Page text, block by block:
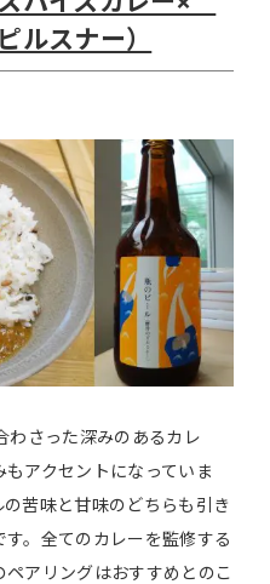
ルスナー）
わさった深みのあるカレ
アクセントになっていま
苦味と甘味のどちらも引き
。全てのカレーを監修する
アリングはおすすめとのこ